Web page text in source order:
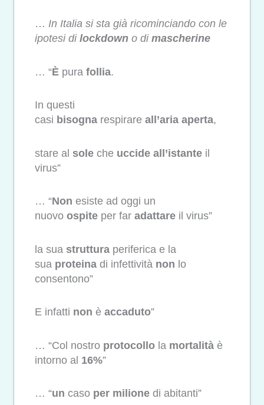
… In Italia si sta già ricominciando con le
ipotesi di lockdown o di mascherine
… “È pura follia.
In questi
casi bisogna respirare all’aria aperta,
stare al sole che uccide all’istante il
virus”
… “Non esiste ad oggi un
nuovo ospite per far adattare il virus”
la sua struttura periferica e la
sua proteina di infettività non lo
consentono”
E infatti non è accaduto”
… “Col nostro protocollo la mortalità è
intorno al 16%”
… “un caso per milione di abitanti”